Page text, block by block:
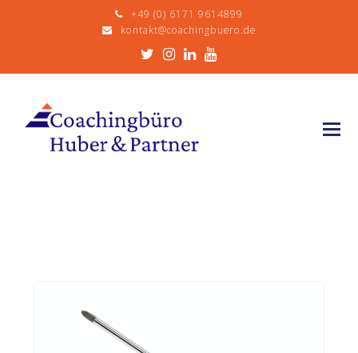
+49 (0) 6171 9614899
kontakt@coachingbuero.de
Twitter
Instagram
LinkedIn